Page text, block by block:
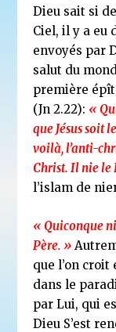
Dieu sait si
Ciel, il y a eu
envoyés par
salut du
première
(Jn 2.22): «
que Jésus soit
voilà, l’anti-
Christ. Il nie le
l’islam de
« Quiconque
Père. »
que l’on croit
dans le
par Lui, qui
Dieu S’est